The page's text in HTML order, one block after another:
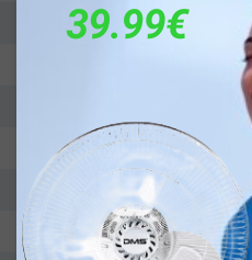
900
Nerūsējoša tērauda
1000